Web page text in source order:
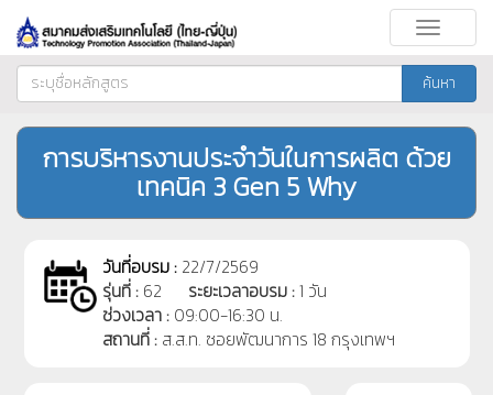
Toggle
ค้นหา
การบริหารงานประจำวันในการผลิต ด้วย
เทคนิค 3 Gen 5 Why
วันที่อบรม : 22/7/2569
รุ่นที่ : 62 ระยะเวลาอบรม :1 วัน
ช่วงเวลา : 09:00-16:30 น.
สถานที่ : ส.ส.ท. ซอยพัฒนาการ 18 กรุงเทพฯ